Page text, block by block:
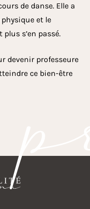
de danse. Elle a
et le
s’en passé.
devenir professeure
ce bien-être